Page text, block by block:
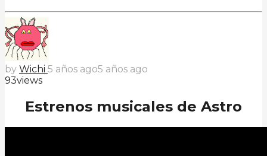
by Wichi 5 años ago5 años ago
93views
Estrenos musicales de Astro